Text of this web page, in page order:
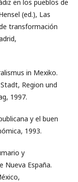
en los pueblos de
(ed.), Las
transformación
in Mexiko.
Region und
1997.
y el buen
1993.
y
Nueva España.